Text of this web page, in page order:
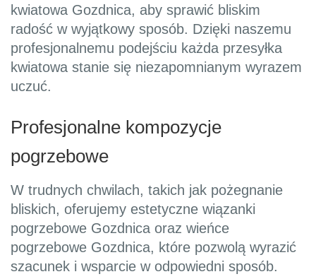
kwiatowa Gozdnica, aby sprawić bliskim
radość w wyjątkowy sposób. Dzięki naszemu
profesjonalnemu podejściu każda przesyłka
kwiatowa stanie się niezapomnianym wyrazem
uczuć.
Profesjonalne kompozycje
pogrzebowe
W trudnych chwilach, takich jak pożegnanie
bliskich, oferujemy estetyczne wiązanki
pogrzebowe Gozdnica oraz wieńce
pogrzebowe Gozdnica, które pozwolą wyrazić
szacunek i wsparcie w odpowiedni sposób.